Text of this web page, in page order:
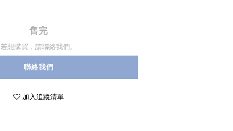
售完
若想購買，請聯絡我們。
聯絡我們
加入追蹤清單